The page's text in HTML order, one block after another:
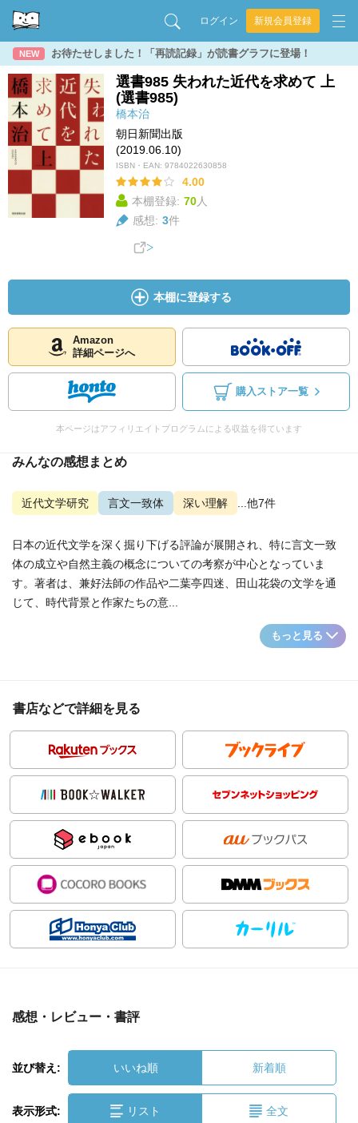
ログイン 新規会員登録
NEW お待たせしました！「再読記録」が読書グラフに登場！
選書985 失われた近代を求めて 上
(選書985)
橋本治
朝日新聞出版
(2019.06.10)
ISBN・EAN: 9784022630858
4.00
本棚登録: 70人
感想: 3件
本棚に登録する
Amazon
詳細ページへ
購入ストア一覧
本ページはアフィリエイトプログラムによる収益を得ています
みんなの感想まとめ
近代文学研究 言文一致体 深い理解 ...他7件
日本の近代文学を深く掘り下げる評論が展開され、特に言文一致
体の成立や自然主義の概念についての考察が中心となっていま
す。著者は、兼好法師の作品や二葉亭四迷、田山花袋の文学を通
じて、時代背景と作家たちの意...
もっと見る
書店などで詳細を見る
感想・レビュー・書評
並び替え: いいね順 新着順
表示形式: リスト 全文